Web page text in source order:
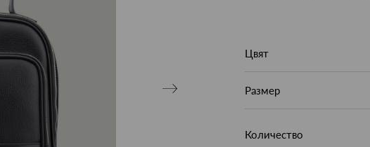
Цвят
Размер
Количество